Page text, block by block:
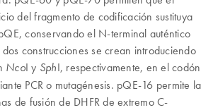
del fragmento de codificación sustituya
conservando el N-terminal auténtico
construcciones se crean introduciendo
NcoI y SphI, respectivamente, en el codón
PCR o mutagénesis. pQE-16 permite la
de fusión de DHFR de extremo C-